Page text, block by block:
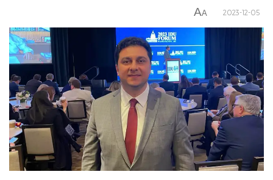
2023-12-05
A
A